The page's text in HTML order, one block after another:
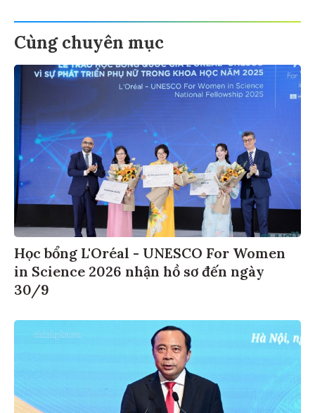
Cùng chuyên mục
Học bổng L'Oréal - UNESCO For Women
in Science 2026 nhận hồ sơ đến ngày
30/9